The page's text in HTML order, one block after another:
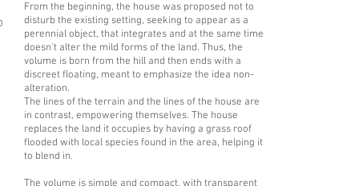
From the beginning, the house was proposed not to
disturb the existing setting, seeking to appear as a
perennial object, that integrates and at the same time
doesn't alter the mild forms of the land. Thus, the
volume is born from the hill and then ends with a
discreet floating, meant to emphasize the idea non-
alteration.
The lines of the terrain and the lines of the house are
in contrast, empowering themselves. The house
replaces the land it occupies by having a grass roof
flooded with local species found in the area, helping it
to blend in.